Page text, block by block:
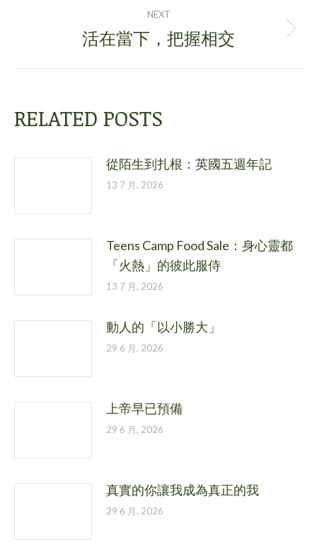
NEXT
Next
活在當下，把握相交
RELATED POSTS
從陌生到扎根：英國五週年記
13 7 月, 2026
Teens Camp Food Sale：身心靈都
「火熱」的彼此服侍
13 7 月, 2026
動人的「以小勝大」
29 6 月, 2026
上帝早已預備
29 6 月, 2026
真實的你讓我成為真正的我
29 6 月, 2026